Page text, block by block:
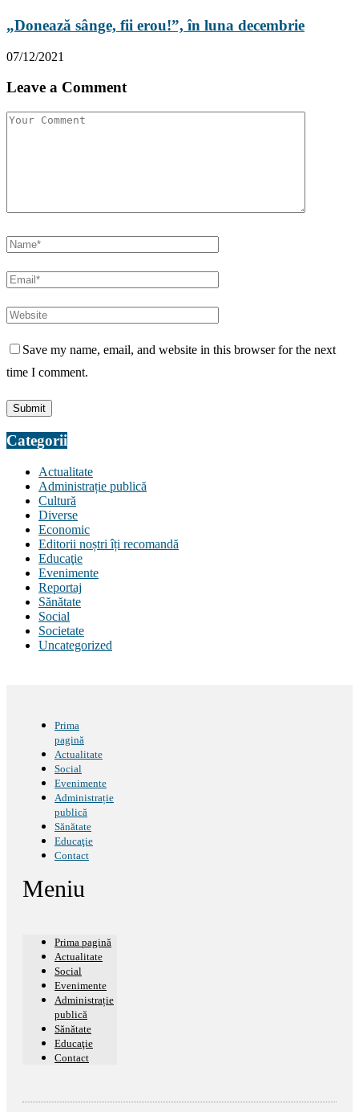
„Donează sânge, fii erou!”, în luna decembrie
07/12/2021
Leave a Comment
Save my name, email, and website in this browser for the next
time I comment.
Categorii
Actualitate
Administrație publică
Cultură
Diverse
Economic
Editorii noștri îți recomandă
Educaţie
Evenimente
Reportaj
Sănătate
Social
Societate
Uncategorized
Prima
pagină
Actualitate
Social
Evenimente
Administrație
publică
Sănătate
Educaţie
Contact
Meniu
Prima pagină
Actualitate
Social
Evenimente
Administrație
publică
Sănătate
Educaţie
Contact